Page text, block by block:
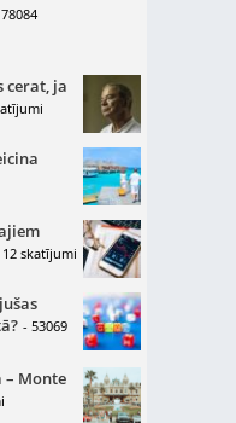
cerat, ja
skatījumi
- 53069
Monte